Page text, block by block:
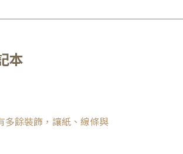
本
多餘裝飾，讓紙、線條與